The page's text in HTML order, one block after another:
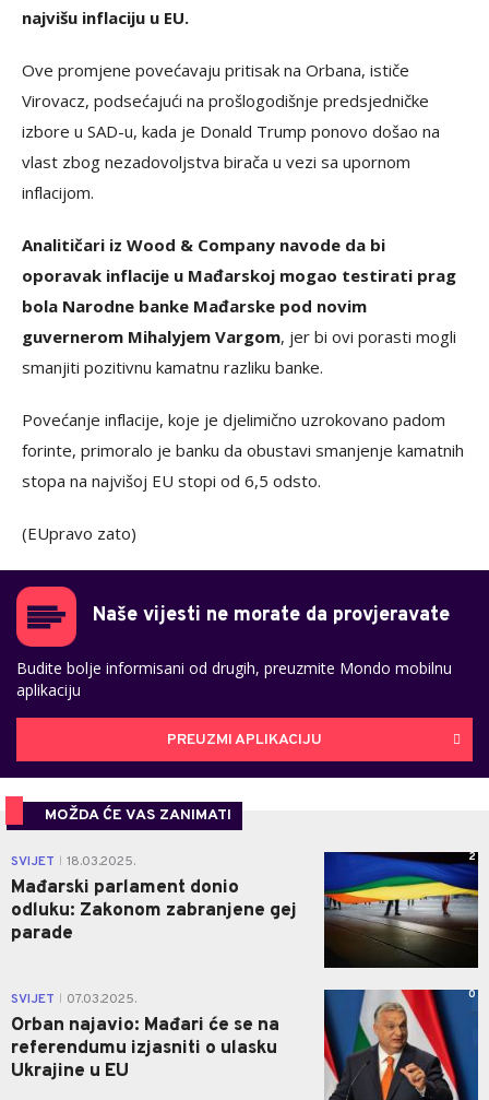
najvišu inflaciju u EU.
Ove promjene povećavaju pritisak na Orbana, ističe
Virovacz, podsećajući na prošlogodišnje predsjedničke
izbore u SAD-u, kada je Donald Trump ponovo došao na
vlast zbog nezadovoljstva birača u vezi sa upornom
inflacijom.
Analitičari iz Wood & Company navode da bi
oporavak inflacije u Mađarskoj mogao testirati prag
bola Narodne banke Mađarske pod novim
guvernerom Mihalyjem Vargom, jer bi ovi porasti mogli
smanjiti pozitivnu kamatnu razliku banke.
Povećanje inflacije, koje je djelimično uzrokovano padom
forinte, primoralo je banku da obustavi smanjenje kamatnih
stopa na najvišoj EU stopi od 6,5 odsto.
(EUpravo zato)
Naše vijesti ne morate da provjeravate
Budite bolje informisani od drugih, preuzmite Mondo mobilnu
aplikaciju
PREUZMI APLIKACIJU
MOŽDA ĆE VAS ZANIMATI
SVIJET 18.03.2025.
Mađarski parlament donio
odluku: Zakonom zabranjene gej
parade
2
SVIJET 07.03.2025.
Orban najavio: Mađari će se na
referendumu izjasniti o ulasku
Ukrajine u EU
0